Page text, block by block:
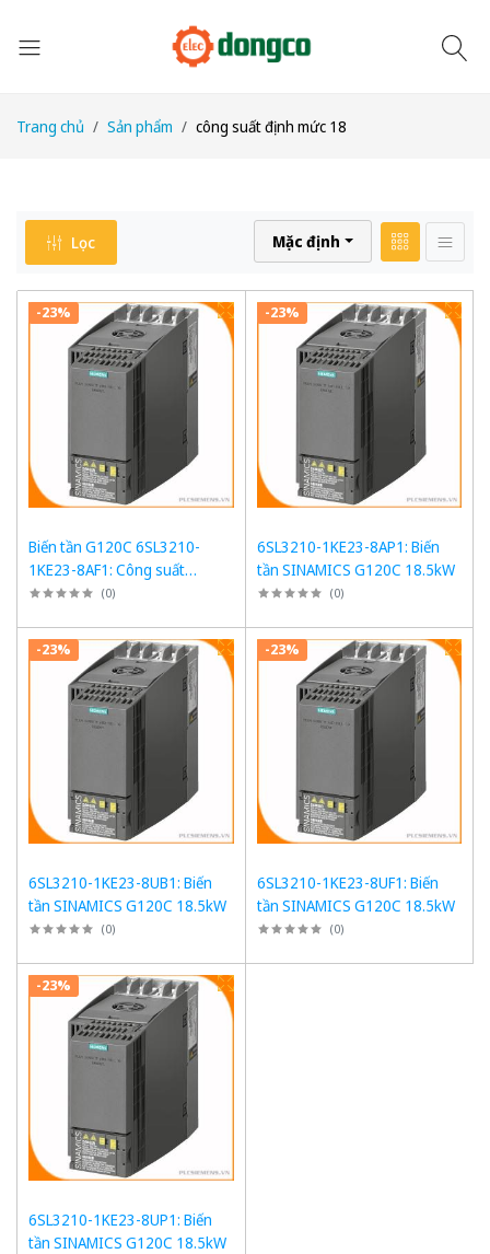
Trang chủ Sản phẩm công suất định mức 18
Lọc Mặc định
-23%
Biến tần G120C 6SL3210-
1KE23-8AF1: Công suất
18,5kW, Tích hợp PROFINET
(0)
-23%
6SL3210-1KE23-8AP1: Biến
tần SINAMICS G120C 18.5kW
(0)
-23%
6SL3210-1KE23-8UB1: Biến
tần SINAMICS G120C 18.5kW
(0)
-23%
6SL3210-1KE23-8UF1: Biến
tần SINAMICS G120C 18.5kW
(0)
-23%
6SL3210-1KE23-8UP1: Biến
tần SINAMICS G120C 18.5kW